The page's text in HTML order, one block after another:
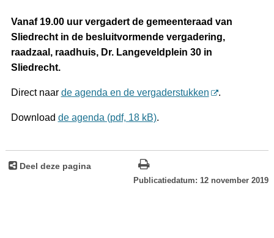
Vanaf 19.00 uur vergadert de gemeenteraad van
Sliedrecht in de besluitvormende vergadering,
raadzaal, raadhuis, Dr. Langeveldplein 30 in
Sliedrecht.
Direct naar de agenda en de vergaderstukken .
Download de agenda (pdf, 18 kB).
Deel deze pagina
Publicatiedatum: 12 november 2019